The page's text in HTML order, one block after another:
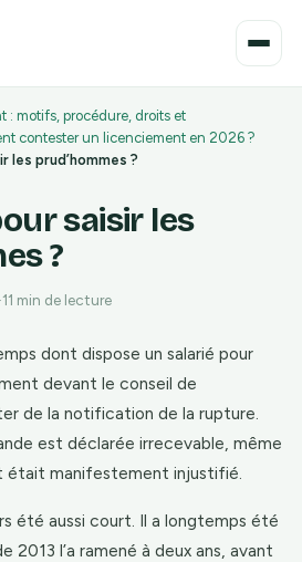
: motifs, procédure, droits et
contester un licenciement en 2026 ?
les prud’hommes ?
saisir les
?
·11 min de lecture
dont dispose un salarié pour
devant le conseil de
de la notification de la rupture.
est déclarée irrecevable, même
était manifestement injustifié.
été aussi court. Il a longtemps été
2013 l’a ramené à deux ans, avant